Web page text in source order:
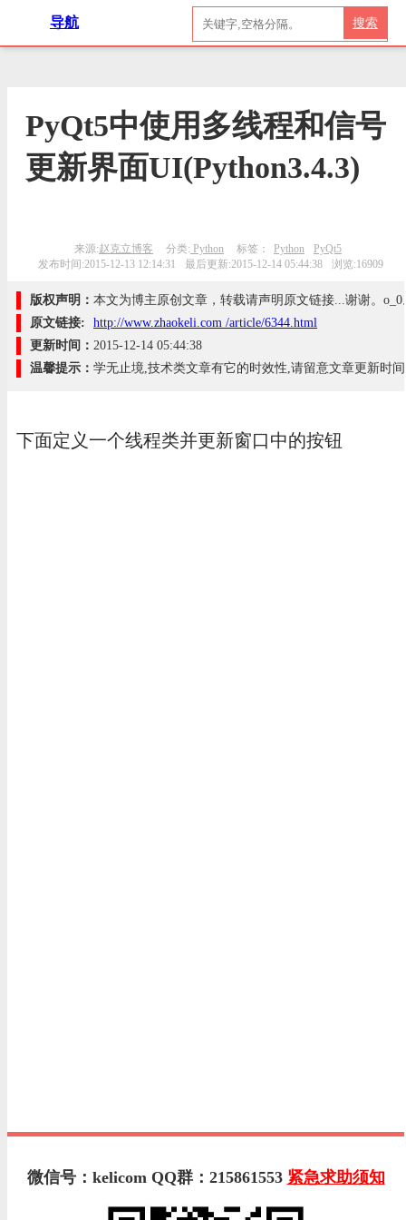
导航 搜索
PyQt5中使用多线程和信号
更新界面UI(Python3.4.3)
来源:赵克立博客 分类: Python 标签： Python
PyQt5
发布时间:2015-12-13 12:14:31
最后更新:2015-12-14 05:44:38 浏览:16909
版权声明： 本文为博主原创文章，转载请声明原文链接...谢谢。o_0
原文链接:
http://www.zhaokeli.com /article/6344.html
更新时间： 2015-12-14 05:44:38
温馨提示： 学无止境,技术类文章有它的时效性,请留意文章更新时
下面定义一个线程类并更新窗口中的按钮
微信号：kelicom QQ群：215861553 紧急求助须知